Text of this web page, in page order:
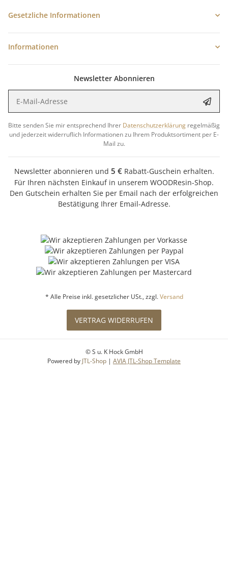
Gesetzliche Informationen
Informationen
Newsletter Abonnieren
Bitte senden Sie mir entsprechend Ihrer Datenschutzerklärung regelmäßig
und jederzeit widerruflich Informationen zu Ihrem Produktsortiment per E-
Mail zu.
Newsletter abonnieren und 5 €Rabatt-Guschein erhalten.
Für Ihren nächsten Einkauf in unserem WOODResin-Shop.
Den Gutschein erhalten Sie per Email nach der erfolgreichen
Bestätigung Ihrer Email-Adresse.
* Alle Preise inkl. gesetzlicher USt., zzgl.Versand
VERTRAG WIDERRUFEN
© S u. K Hock GmbH
Powered by JTL-Shop | AVIA JTL-Shop Template